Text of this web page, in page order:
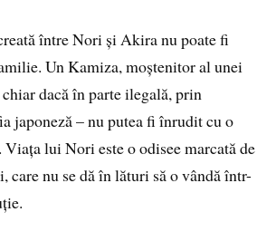
între Nori și Akira nu poate fi
Un Kamiza, moștenitor al unei
dacă în parte ilegală, prin
japoneză – nu putea fi înrudit cu o
Viața lui Nori este o odisee marcată de
care nu se dă în lături să o vândă într-